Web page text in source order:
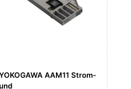
YOKOGAWA SB401-50